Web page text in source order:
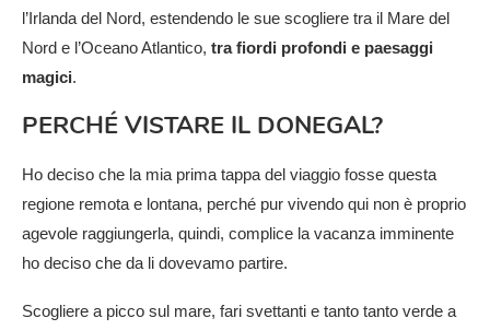
l’Irlanda del Nord, estendendo le sue scogliere tra il Mare del
Nord e l’Oceano Atlantico, tra fiordi profondi e paesaggi
magici.
PERCHÉ VISTARE IL DONEGAL?
Ho deciso che la mia prima tappa del viaggio fosse questa
regione remota e lontana, perché pur vivendo qui non è proprio
agevole raggiungerla, quindi, complice la vacanza imminente
ho deciso che da li dovevamo partire.
Scogliere a picco sul mare, fari svettanti e tanto tanto verde a